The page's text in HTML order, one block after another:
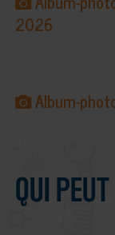
2026
Album-
QUI